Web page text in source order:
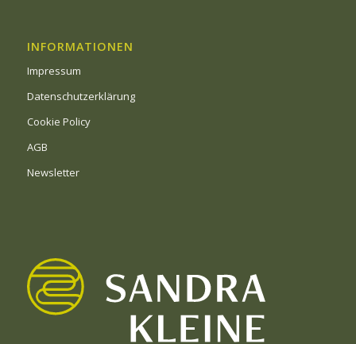
INFORMATIONEN
Impressum
Datenschutzerklärung
Cookie Policy
AGB
Newsletter